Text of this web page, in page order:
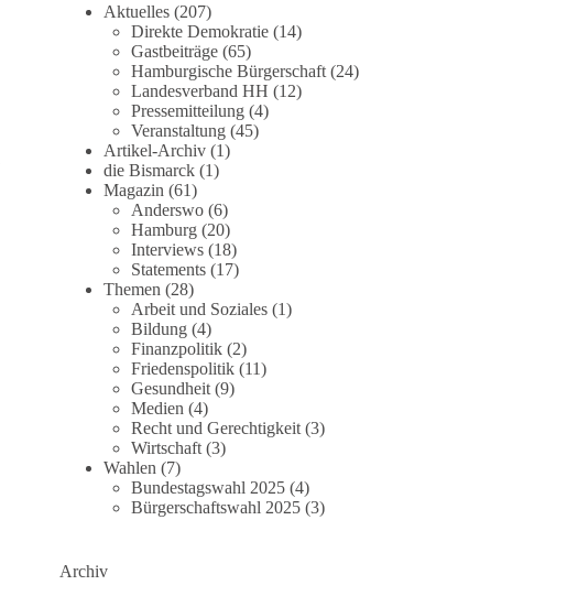
Aktuelles (207)
Direkte Demokratie (14)
Gastbeiträge (65)
Hamburgische Bürgerschaft (24)
Landesverband HH (12)
Pressemitteilung (4)
Veranstaltung (45)
Artikel-Archiv (1)
die Bismarck (1)
Magazin (61)
Anderswo (6)
Hamburg (20)
Interviews (18)
Statements (17)
Themen (28)
Arbeit und Soziales (1)
Bildung (4)
Finanzpolitik (2)
Friedenspolitik (11)
Gesundheit (9)
Medien (4)
Recht und Gerechtigkeit (3)
Wirtschaft (3)
Wahlen (7)
Bundestagswahl 2025 (4)
Bürgerschaftswahl 2025 (3)
Archiv